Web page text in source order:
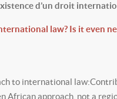
d’un droit
law? Is it even
to international
African approach, not a